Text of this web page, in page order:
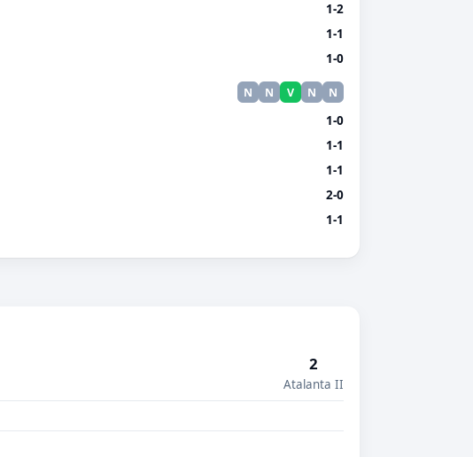
1-2
1-1
1-0
N N V N N
1-0
1-1
1-1
2-0
1-1
2
Atalanta II